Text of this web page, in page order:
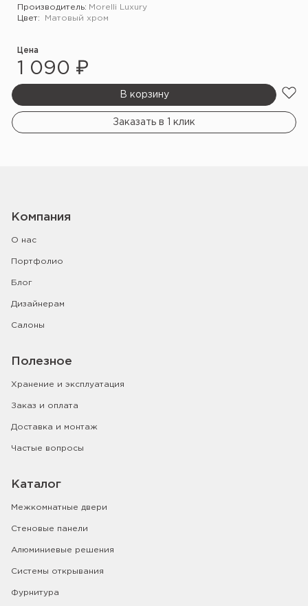
Производитель: Morelli Luxury
Цвет:
Матовый хром
Цена
1 090 ₽
В корзину
Заказать в 1 клик
Компания
О нас
Портфолио
Блог
Дизайнерам
Салоны
Полезное
Хранение и эксплуатация
Заказ и оплата
Доставка и монтаж
Частые вопросы
Каталог
Межкомнатные двери
Стеновые панели
Алюминиевые решения
Системы открывания
Фурнитура